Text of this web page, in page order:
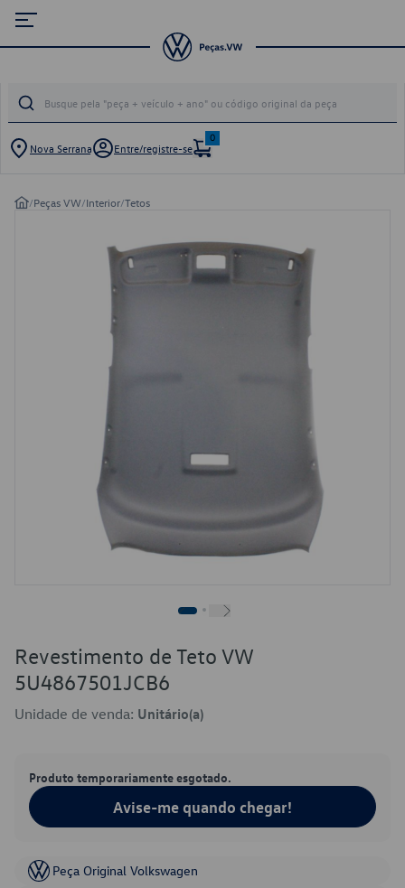
Nova Serrana Entre/registre-se
0
/Peças VW/Interior/Tetos
Revestimento de Teto VW
5U4867501JCB6
Unidade de venda: Unitário(a)
Produto temporariamente esgotado.
Avise-me quando chegar!
Peça Original Volkswagen